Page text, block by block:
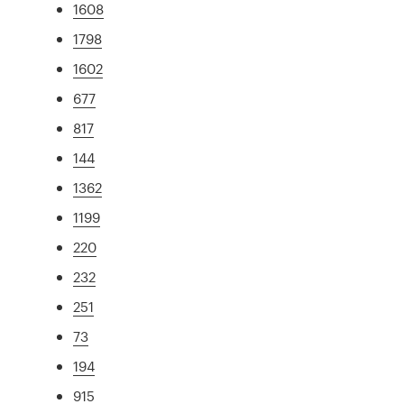
1608
1798
1602
677
817
144
1362
1199
220
232
251
73
194
915